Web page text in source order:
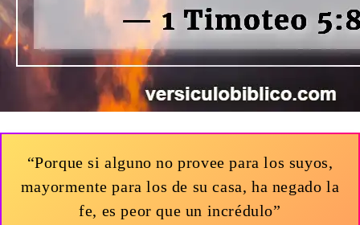
“Porque si alguno no provee para los suyos,
mayormente para los de su casa, ha negado la
fe, es peor que un incrédulo”